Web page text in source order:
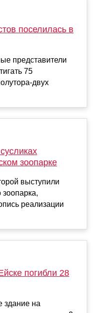
поселилась в
представители
75
двух
зоопарке
выступили
зоопарка,
реализации
погибли 28
здание на